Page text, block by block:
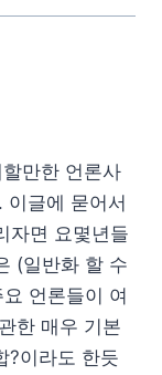
만한 언론사
이글에 묻어서
자면 요몇년들
(일반화 할 수
언론들이 여
한 매우 기본
?이라도 한듯